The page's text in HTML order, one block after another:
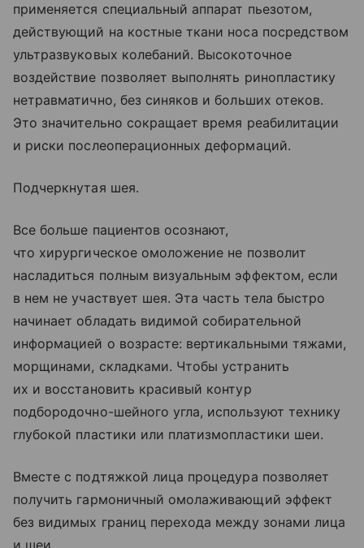
применяется специальный аппарат пьезотом,
действующий на костные ткани носа посредством
ультразвуковых колебаний. Высокоточное
воздействие позволяет выполнять ринопластику
нетравматично, без синяков и больших отеков.
Это значительно сокращает время реабилитации
и риски послеоперационных деформаций.
Подчеркнутая шея.
Все больше пациентов осознают,
что хирургическое омоложение не позволит
насладиться полным визуальным эффектом, если
в нем не участвует шея. Эта часть тела быстро
начинает обладать видимой собирательной
информацией о возрасте: вертикальными тяжами,
морщинами, складками. Чтобы устранить
их и восстановить красивый контур
подбородочно-шейного угла, используют технику
глубокой пластики или платизмопластики шеи.
Вместе с подтяжкой лица процедура позволяет
получить гармоничный омолаживающий эффект
без видимых границ перехода между зонами лица
и шеи.